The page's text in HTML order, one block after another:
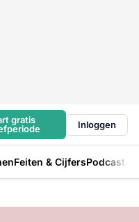
gratis
Inloggen
Feiten & CijfersPodcast